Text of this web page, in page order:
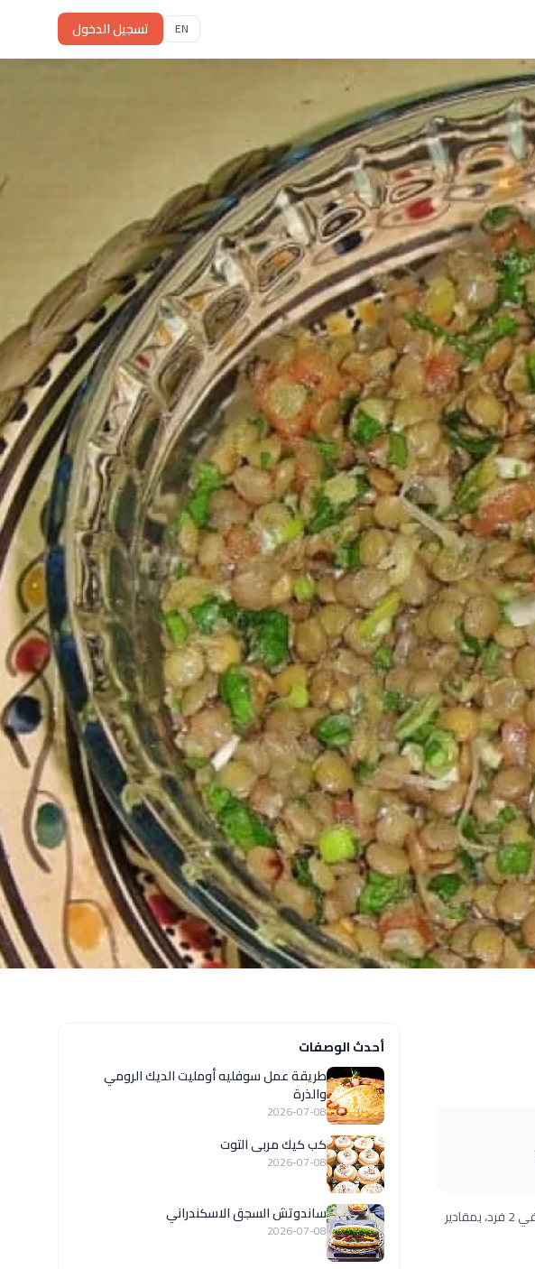
EN تسجيل الدخول
طريقة عمل سلطة العدس البنى خطوة بخطوة بـ8 مكونات وفي 35 دقيقة فقط. وصفة سهلة ومجرّبة من مطبخ دلوقتي تكفي 2 فرد، بمقادير
أحدث الوصفات
طريقة عمل سوفليه أومليت الديك الرومي
والذرة
2026-07-08
كب كيك مربى التوت
2026-07-08
ساندوتش السجق الاسكندراني
2026-07-08